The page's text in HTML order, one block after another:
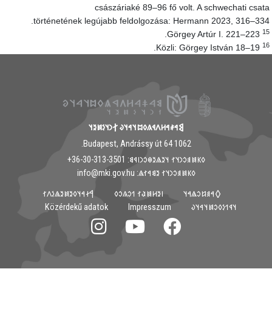
császáriaké 89–96 fő volt. A schwechati
történetének legújabb feldolgozása: Hermann 2023,
Görgey Artúr I. 221–223.
Közli: Görgey István 18–19.
𐲘𐳀𐳎𐳀𐳢𐳤𐳁𐳍𐳓𐳪𐳦𐳀𐳦𐳜 𐲐𐳙𐳦𐳋𐳯𐳉𐳦
1062 Budapest, Andrássy út 64.
𐳓𐳞𐳯𐳠𐳛𐳙𐳦𐳐 𐳦𐳉𐳖𐳉𐳌𐳛𐳙𐳥𐳁𐳘: ‭+36-30-313-3501
𐳓𐳞𐳯𐳠𐳛𐳙𐳦𐳐 𐳉𐳘𐳀𐳐𐳖: info@mki.gov.hu
𐲓𐳀𐳠𐳆𐳛𐳖𐳀𐳦
𐳺𐳉𐳢𐳯𐳟𐳐 𐳒𐳛𐳍𐳛𐳓
𐲀𐳇𐳀𐳦𐳓𐳉𐳯𐳉𐳖𐳋𐳤𐳐
𐳦𐳁𐳒𐳋𐳓𐳛𐳯𐳦𐳀𐳦𐳜
Közérdekű adatok Impresszum